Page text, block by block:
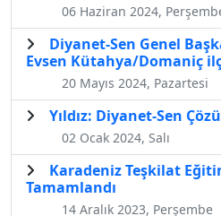
06 Haziran 2024,
Diyanet-Sen Genel
Evsen Kütahya/Domaniç
20 Mayıs 2024, Pazartesi
Yıldız: Diyanet-Sen
02 Ocak 2024, Salı
Karadeniz Teşkilat
Tamamlandı
14 Aralık 2023, Perşembe